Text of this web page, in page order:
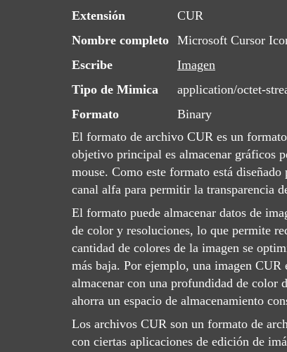
Extensión
CUR
Nombre completo Microsoft Cursor
Escribe
Imagen
Tipo de Mimica
application/octet-
Formato
Binary
El formato de archivo CUR es un
objetivo principal es almacenar gráficos
mouse. Como este formato está
canal alfa para permitir la transparencia
El formato puede almacenar datos de
de color y resoluciones, lo que permite
cantidad de colores de la imagen se
más baja. Por ejemplo, una imagen CUR
almacenar con una profundidad de color
ahorra un espacio de almacenamiento
Los archivos CUR son un formato de
con ciertas aplicaciones de edición de